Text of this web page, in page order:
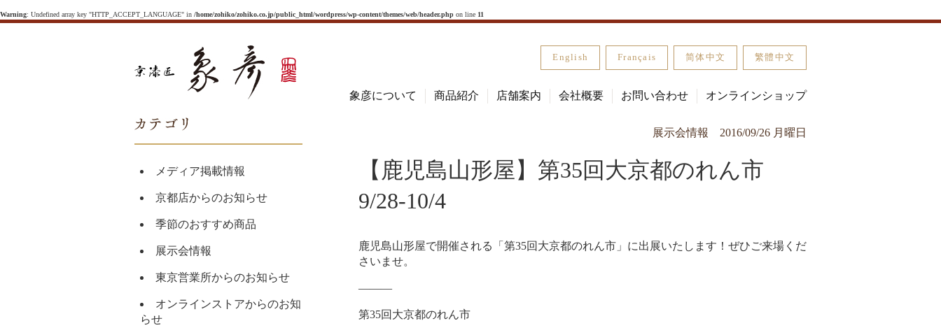
Warning: Undefined array key "HTTP_ACCEPT_LANGUAGE" in /home/zohiko/zohiko.co.jp/public_html/wordpress/wp-content/themes/web/header.php on line 11
English Français 简体中文 繁體中文
象彦について 商品紹介 店舗案内 会社概要 お問い合わせ オンラインショップ
メディア掲載情報
京都店からのお知らせ
季節のおすすめ商品
展示会情報
東京営業所からのお知らせ
オンラインストアからのお知
らせ
展示会情報 2016/09/26 月曜日
【鹿児島山形屋】第35回大京都のれん市
9/28-10/4
鹿児島山形屋で開催される「第35回大京都のれん市」に出展いたします！ぜひご来場くだ
さいませ。
―――
第35回大京都のれん市